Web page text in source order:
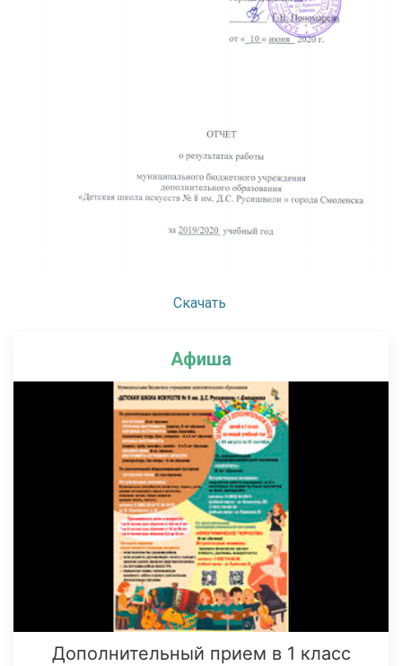
Афиша
Дополнительный прием в 1 класс
Скачать